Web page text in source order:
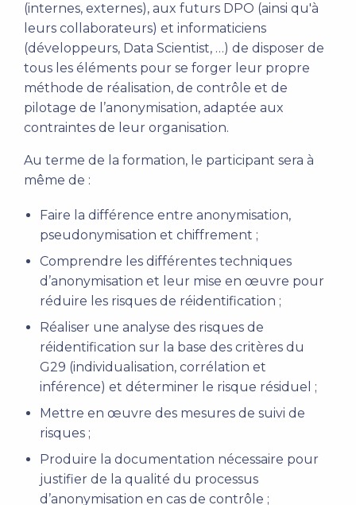
(internes, externes), aux futurs DPO (ainsi qu'à
leurs collaborateurs) et informaticiens
(développeurs, Data Scientist, …) de disposer de
tous les éléments pour se forger leur propre
méthode de réalisation, de contrôle et de
pilotage de l’anonymisation, adaptée aux
contraintes de leur organisation.
Au terme de la formation, le participant sera à
même de :
Faire la différence entre anonymisation,
pseudonymisation et chiffrement ;
Comprendre les différentes techniques
d’anonymisation et leur mise en œuvre pour
réduire les risques de réidentification ;
Réaliser une analyse des risques de
réidentification sur la base des critères du
G29 (individualisation, corrélation et
inférence) et déterminer le risque résiduel ;
Mettre en œuvre des mesures de suivi de
risques ;
Produire la documentation nécessaire pour
justifier de la qualité du processus
d’anonymisation en cas de contrôle ;